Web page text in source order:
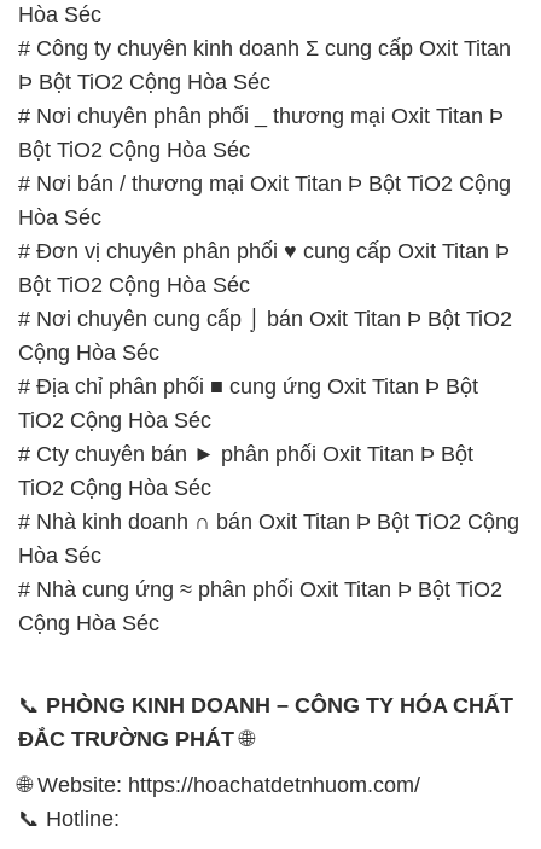
Hòa Séc
# Công ty chuyên kinh doanh Σ cung cấp Oxit Titan
Þ Bột TiO2 Cộng Hòa Séc
# Nơi chuyên phân phối _ thương mại Oxit Titan Þ
Bột TiO2 Cộng Hòa Séc
# Nơi bán / thương mại Oxit Titan Þ Bột TiO2 Cộng
Hòa Séc
# Đơn vị chuyên phân phối ♥ cung cấp Oxit Titan Þ
Bột TiO2 Cộng Hòa Séc
# Nơi chuyên cung cấp ⌡ bán Oxit Titan Þ Bột TiO2
Cộng Hòa Séc
# Địa chỉ phân phối ■ cung ứng Oxit Titan Þ Bột
TiO2 Cộng Hòa Séc
# Cty chuyên bán ► phân phối Oxit Titan Þ Bột
TiO2 Cộng Hòa Séc
# Nhà kinh doanh ∩ bán Oxit Titan Þ Bột TiO2 Cộng
Hòa Séc
# Nhà cung ứng ≈ phân phối Oxit Titan Þ Bột TiO2
Cộng Hòa Séc
📞 PHÒNG KINH DOANH – CÔNG TY HÓA CHẤT
ĐẮC TRƯỜNG PHÁT🌐
🌐 Website: https://hoachatdetnhuom.com/
📞 Hotline: